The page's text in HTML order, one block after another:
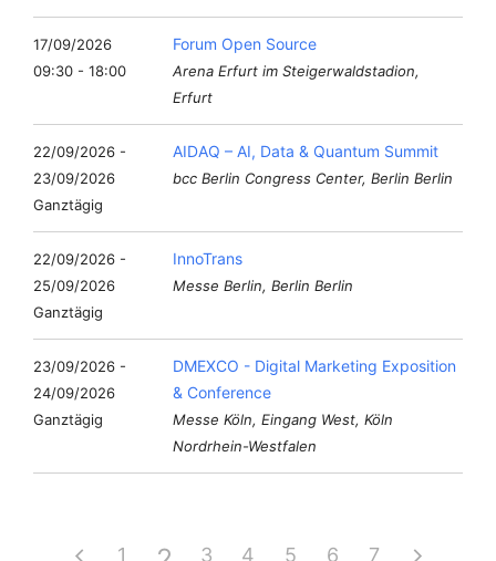
17/09/2026
09:30 - 18:00
Forum Open Source
Arena Erfurt im Steigerwaldstadion,
Erfurt
22/09/2026 -
23/09/2026
Ganztägig
AIDAQ – AI, Data & Quantum Summit
bcc Berlin Congress Center, Berlin Berlin
22/09/2026 -
25/09/2026
Ganztägig
InnoTrans
Messe Berlin, Berlin Berlin
23/09/2026 -
24/09/2026
Ganztägig
DMEXCO - Digital Marketing Exposition
& Conference
Messe Köln, Eingang West, Köln
Nordrhein-Westfalen
1 3 4 5 6 7